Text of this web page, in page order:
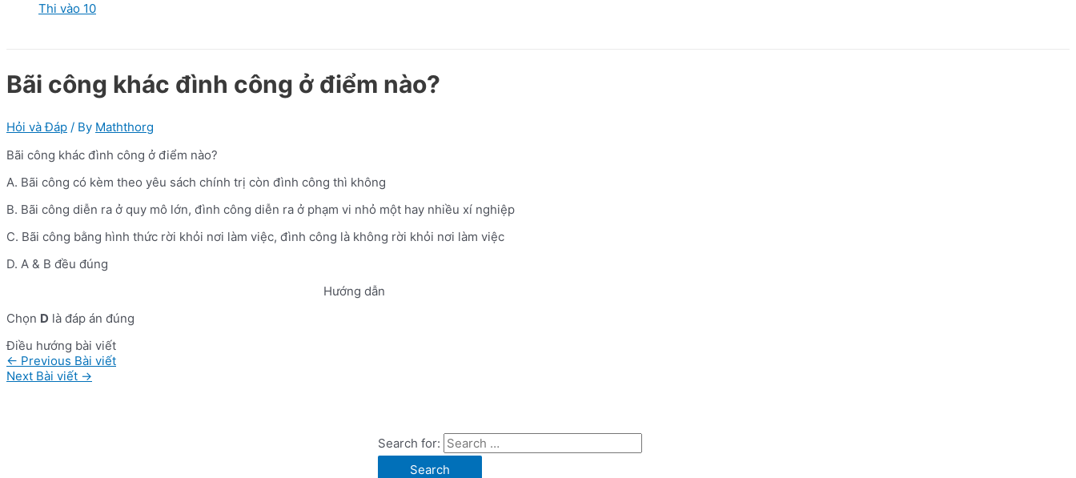
Thi vào 10
Bãi công khác đình công ở điểm nào?
Hỏi và Đáp / By Maththorg
Bãi công khác đình công ở điểm nào?
A. Bãi công có kèm theo yêu sách chính trị còn đình công thì không
B. Bãi công diễn ra ở quy mô lớn, đình công diễn ra ở phạm vi nhỏ một hay nhiều xí nghiệp
C. Bãi công bằng hình thức rời khỏi nơi làm việc, đình công là không rời khỏi nơi làm việc
D. A & B đều đúng
Hướng dẫn
Chọn D là đáp án đúng
Điều hướng bài viết
← Previous Bài viết
Next Bài viết →
Search for: